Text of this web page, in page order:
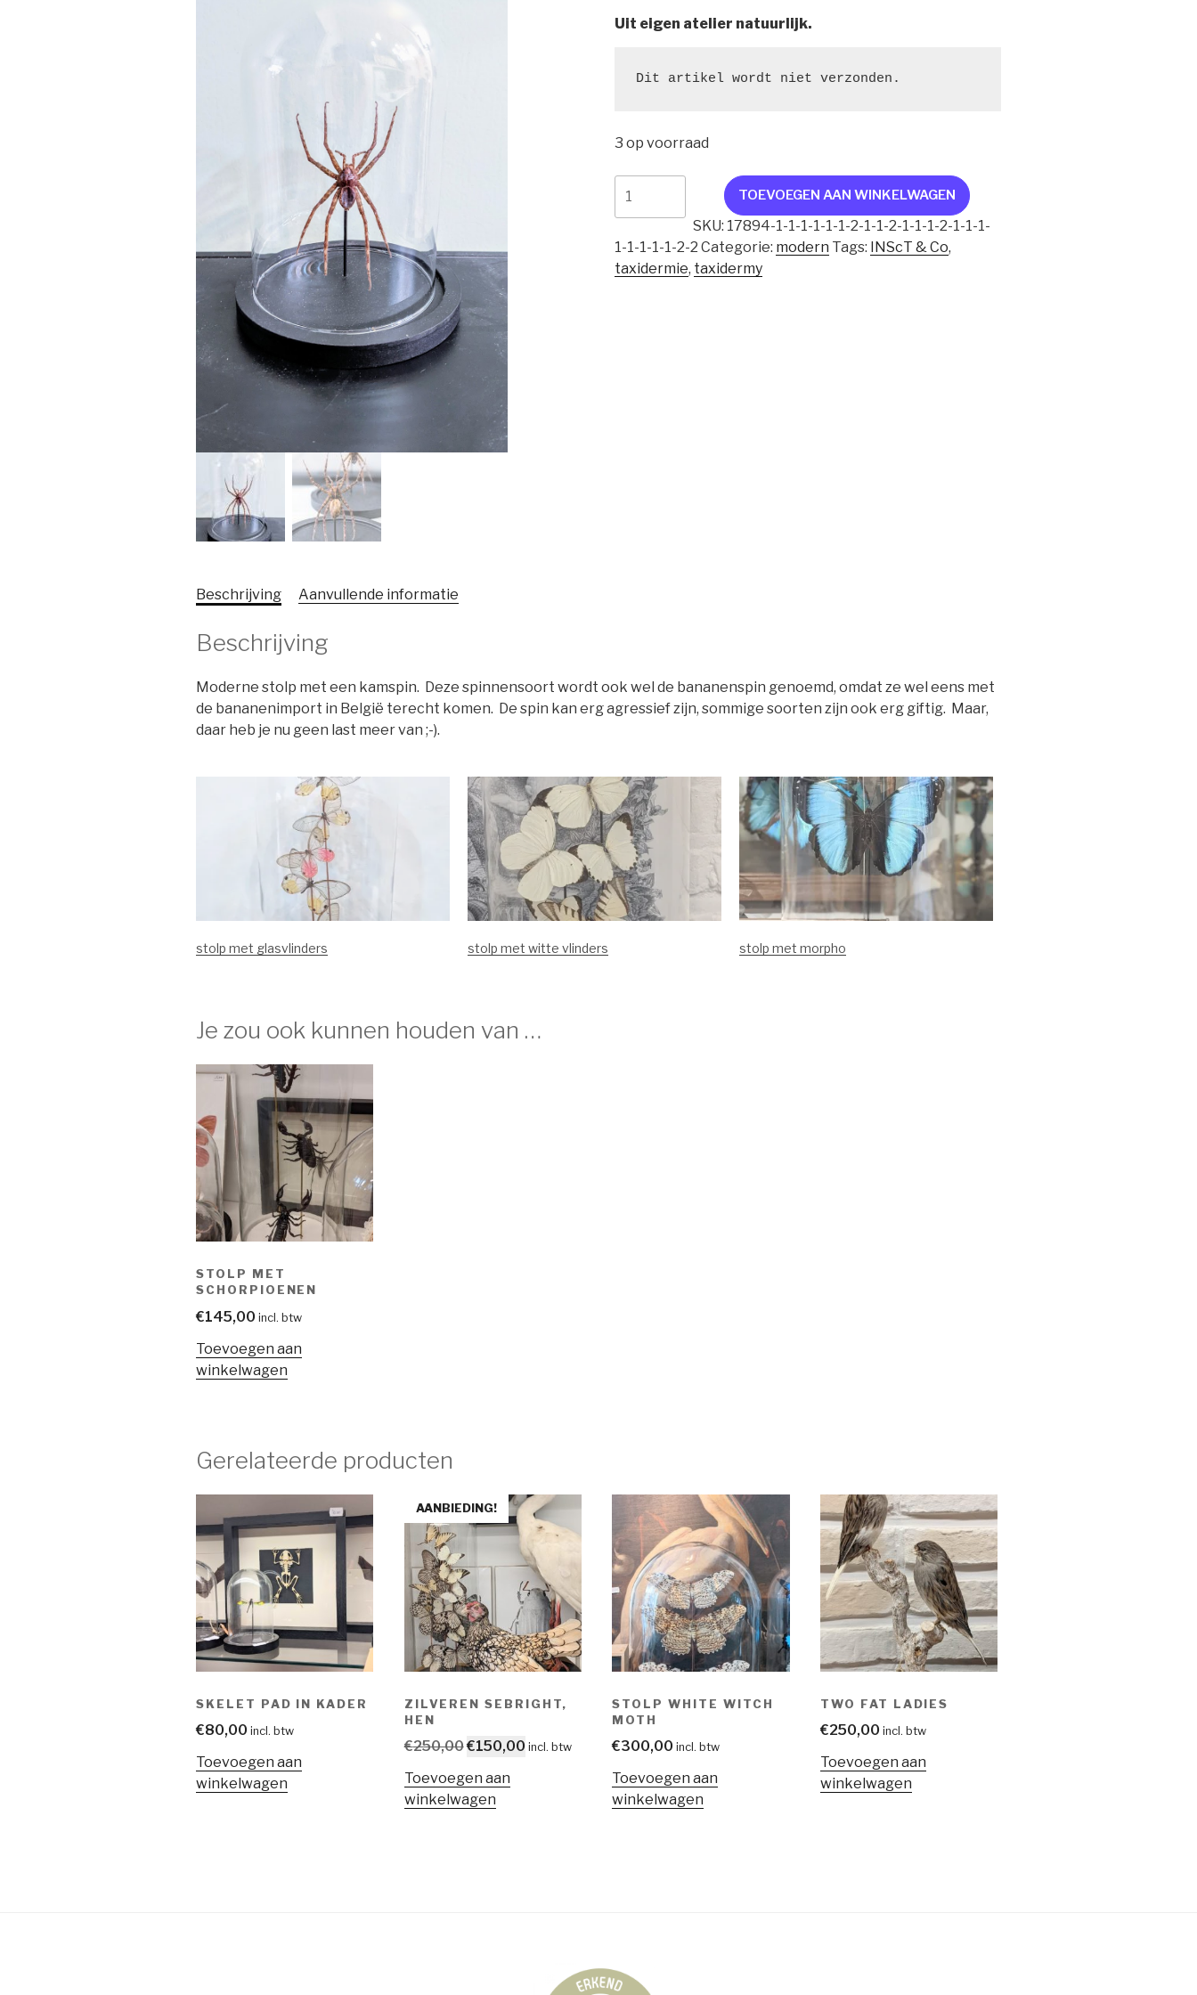
Uit eigen atelier natuurlijk.
Dit artikel wordt niet verzonden.
3 op voorraad
bananenspin
TOEVOEGEN AAN WINKELWAGEN
SKU: 17894-1-1-1-1-1-1-2-1-1-2-1-1-1-2-1-1-1-
1-1-1-1-1-2-2 Categorie: modern Tags: INScT & Co,
taxidermie, taxidermy
Beschrijving Aanvullende informatie
Beschrijving
Moderne stolp met een kamspin. Deze spinnensoort wordt ook wel de bananenspin genoemd, omdat ze wel eens met
de bananenimport in België terecht komen. De spin kan erg agressief zijn, sommige soorten zijn ook erg giftig. Maar,
daar heb je nu geen last meer van ;-).
stolp met glasvlinders stolp met witte vlinders stolp met morpho
Je zou ook kunnen houden van …
STOLP MET
SCHORPIOENEN
€145,00 incl. btw
Toevoegen aan
winkelwagen
Gerelateerde producten
SKELET PAD IN KADER
€80,00 incl. btw
Toevoegen aan
winkelwagen
AANBIEDING!
ZILVEREN SEBRIGHT,
HEN
€250,00Oorspronkelijke
was:
€250,00.
€150,00Huidige
incl. btw
Toevoegen aan
winkelwagen
STOLP WHITE WITCH
MOTH
€300,00 incl. btw
Toevoegen aan
winkelwagen
TWO FAT LADIES
€250,00 incl. btw
Toevoegen aan
winkelwagen